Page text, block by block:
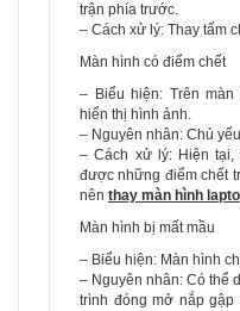
trận phía trước.
– Cách xử lý: Thay tấm
Màn hình có điểm chết
– Biểu hiện: Trên
hiển thị hình ảnh.
– Nguyên nhân: Chủ
– Cách xử lý: Hiện
được những điểm chết
nên thay màn hình
Màn hình bị mất mầu
– Biểu hiện: Màn hình
– Nguyên nhân: Có thể
trình đóng mở nắp